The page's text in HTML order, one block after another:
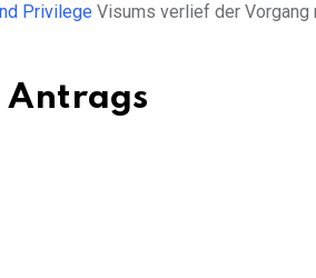
Privilege Visums verlief der Vorgang
Antrags